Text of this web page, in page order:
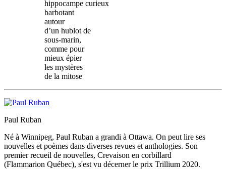
hippocampe curieux
barbotant
autour
d’un hublot de
sous-marin,
comme pour
mieux épier
les mystères
de la mitose
Paul Ruban
Né à Winnipeg, Paul Ruban a grandi à Ottawa. On peut lire ses
nouvelles et poèmes dans diverses revues et anthologies. Son
premier recueil de nouvelles, Crevaison en corbillard
(Flammarion Québec), s'est vu décerner le prix Trillium 2020.